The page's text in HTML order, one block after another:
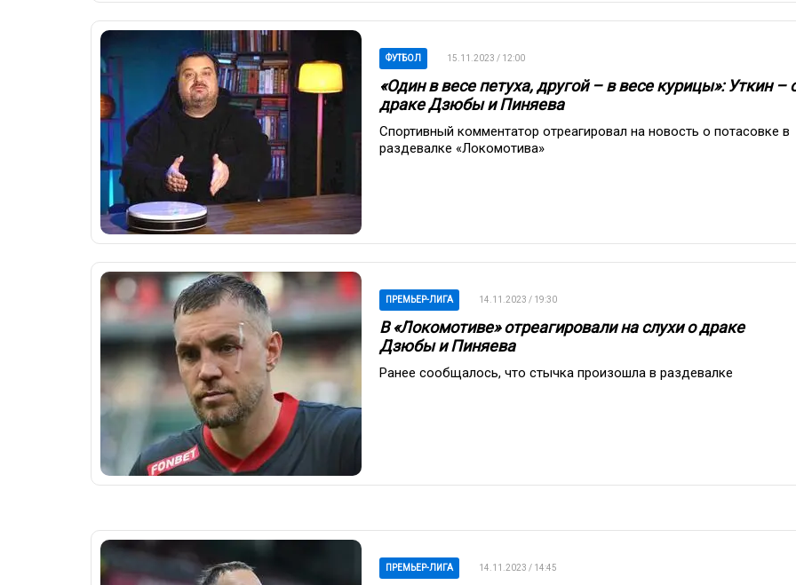
ФУТБОЛ 15.11.2023 / 12:00
«Один в весе петуха, другой – в весе курицы»: Уткин –
драке Дзюбы и Пиняева
Спортивный комментатор отреагировал на новость о потасовке в
раздевалке «Локомотива»
ПРЕМЬЕР-ЛИГА 14.11.2023 / 19:30
В «Локомотиве» отреагировали на слухи о драке
Дзюбы и Пиняева
Ранее сообщалось, что стычка произошла в раздевалке
ПРЕМЬЕР-ЛИГА 14.11.2023 / 14:45